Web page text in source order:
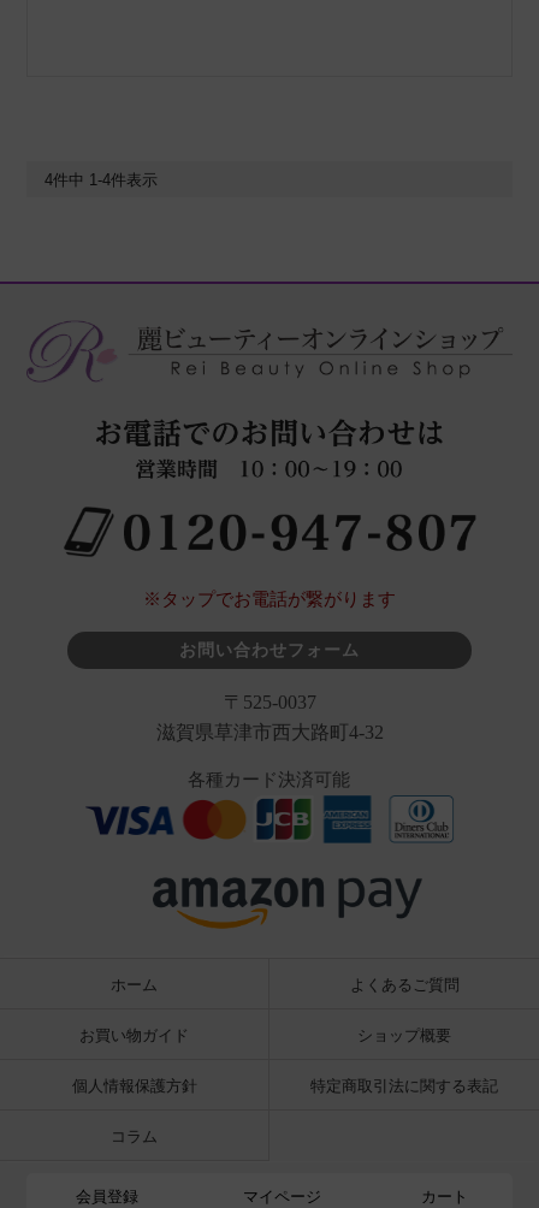
4件中 1-4件表示
※タップでお電話が繋がります
お問い合わせフォーム
〒525-0037
滋賀県草津市西大路町4-32
各種カード決済可能
ホーム よくあるご質問
お買い物ガイド ショップ概要
個人情報保護方針 特定商取引法に関する表記
コラム
会員登録 マイページ カート